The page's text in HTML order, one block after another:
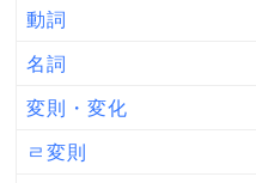
動詞
名詞
変則・変化
ㄹ変則